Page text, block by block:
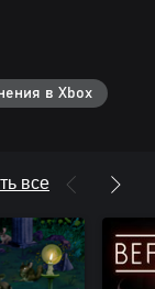
в Xbox
все